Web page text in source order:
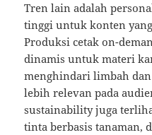
Tren lain adalah
tinggi untuk konten
Produksi cetak on-
dinamis untuk materi
menghindari limbah
lebih relevan pada
sustainability juga
tinta berbasis tanaman,